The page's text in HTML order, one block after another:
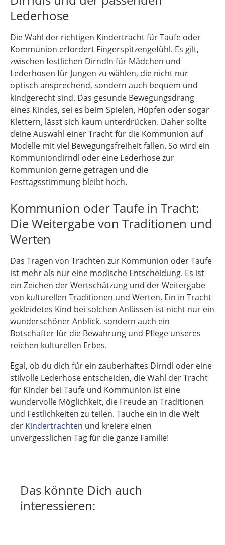
Lederhose
Die Wahl der richtigen Kindertracht für Taufe oder
Kommunion erfordert Fingerspitzengefühl. Es gilt,
zwischen festlichen Dirndln für Mädchen und
Lederhosen für Jungen zu wählen, die nicht nur
optisch ansprechend, sondern auch bequem und
kindgerecht sind. Das gesunde Bewegungsdrang
eines Kindes, sei es beim Spielen, Hüpfen oder sogar
Klettern, lässt sich kaum unterdrücken. Daher sollte
deine Auswahl einer Tracht für die Kommunion auf
Modelle mit viel Bewegungsfreiheit fallen. So wird ein
Kommuniondirndl oder eine Lederhose zur
Kommunion gerne getragen und die
Festtagsstimmung bleibt hoch.
Kommunion oder Taufe in Tracht:
Die Weitergabe von Traditionen und
Werten
Das Tragen von Trachten zur Kommunion oder Taufe
ist mehr als nur eine modische Entscheidung. Es ist
ein Zeichen der Wertschätzung und der Weitergabe
von kulturellen Traditionen und Werten. Ein in Tracht
gekleidetes Kind bei solchen Anlässen ist nicht nur ein
wunderschöner Anblick, sondern auch ein
Botschafter für die Bewahrung und Pflege unseres
reichen kulturellen Erbes.
Egal, ob du dich für ein zauberhaftes Dirndl oder eine
stilvolle Lederhose entscheiden, die Wahl der Tracht
für Kinder bei Taufe und Kommunion ist eine
wundervolle Möglichkeit, die Freude an Traditionen
und Festlichkeiten zu teilen. Tauche ein in die Welt
der Kindertrachten und kreiere einen
unvergesslichen Tag für die ganze Familie!
Das könnte Dich auch
interessieren: